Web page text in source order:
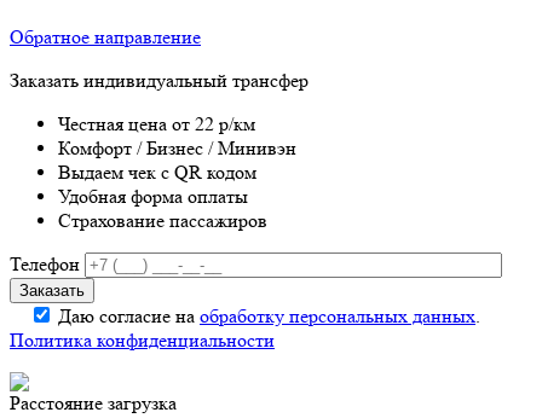
Обратное направление
Заказать индивидуальный трансфер
Честная цена от 22 р/км
Комфорт / Бизнес / Минивэн
Выдаем чек с QR кодом
Удобная форма оплаты
Страхование пассажиров
Телефон
Даю согласие на обработку персональных данных.
Политика конфиденциальности
Расстояние загрузка